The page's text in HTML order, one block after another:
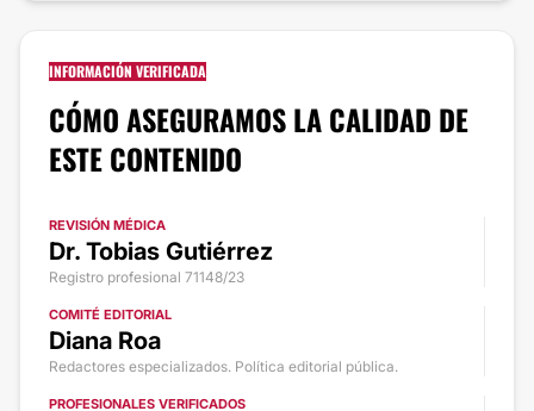
INFORMACIÓN VERIFICADA
CÓMO ASEGURAMOS LA CALIDAD DE
ESTE CONTENIDO
REVISIÓN MÉDICA
Dr. Tobias Gutiérrez
Registro profesional 71148/23
COMITÉ EDITORIAL
Diana Roa
Redactores especializados. Política editorial pública.
PROFESIONALES VERIFICADOS